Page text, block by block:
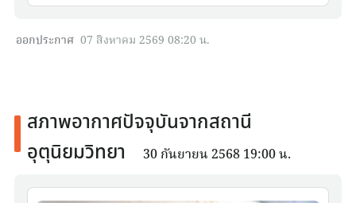
ออกประกาศ 07 สิงหาคม 2569 08:20 น.
สภาพอากาศปัจจุบันจากสถานี
อุตุนิยมวิทยา
30 กันยายน 2568 19:00 น.